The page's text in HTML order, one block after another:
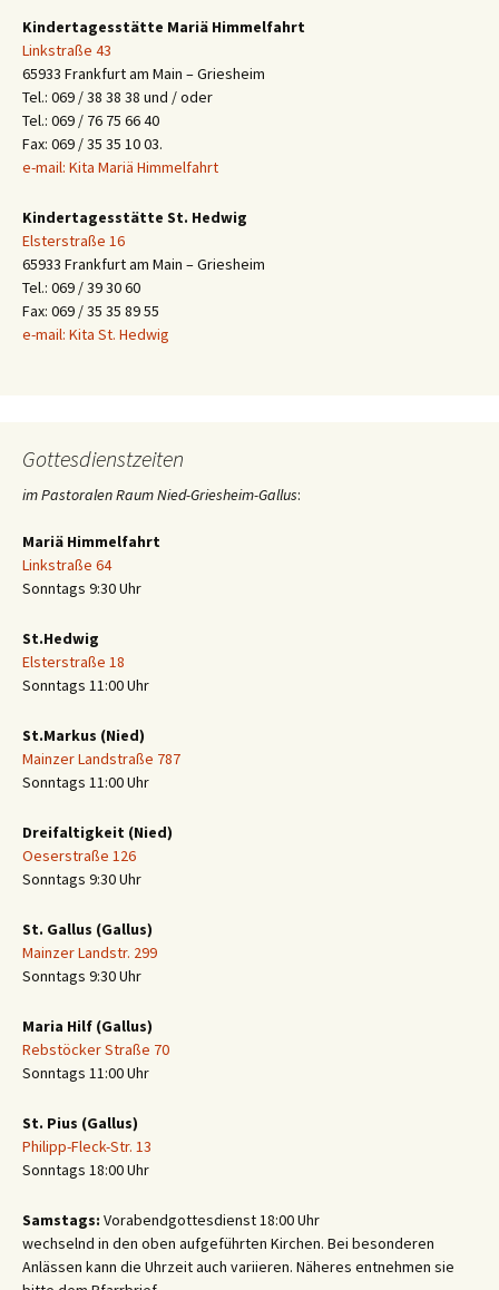
Kindertagesstätte Mariä Himmelfahrt
Linkstraße 43
65933 Frankfurt am Main – Griesheim
Tel.: 069 / 38 38 38 und / oder
Tel.: 069 / 76 75 66 40
Fax: 069 / 35 35 10 03.
e-mail: Kita Mariä Himmelfahrt
Kindertagesstätte St. Hedwig
Elsterstraße 16
65933 Frankfurt am Main – Griesheim
Tel.: 069 / 39 30 60
Fax: 069 / 35 35 89 55
e-mail: Kita St. Hedwig
Gottesdienstzeiten
im Pastoralen Raum Nied-Griesheim-Gallus:
Mariä Himmelfahrt
Linkstraße 64
Sonntags 9:30 Uhr
St.Hedwig
Elsterstraße 18
Sonntags 11:00 Uhr
St.Markus (Nied)
Mainzer Landstraße 787
Sonntags 11:00 Uhr
Dreifaltigkeit (Nied)
Oeserstraße 126
Sonntags 9:30 Uhr
St. Gallus (Gallus)
Mainzer Landstr. 299
Sonntags 9:30 Uhr
Maria Hilf (Gallus)
Rebstöcker Straße 70
Sonntags 11:00 Uhr
St. Pius (Gallus)
Philipp-Fleck-Str. 13
Sonntags 18:00 Uhr
Samstags: Vorabendgottesdienst 18:00 Uhr
wechselnd in den oben aufgeführten Kirchen. Bei besonderen
Anlässen kann die Uhrzeit auch variieren. Näheres entnehmen sie